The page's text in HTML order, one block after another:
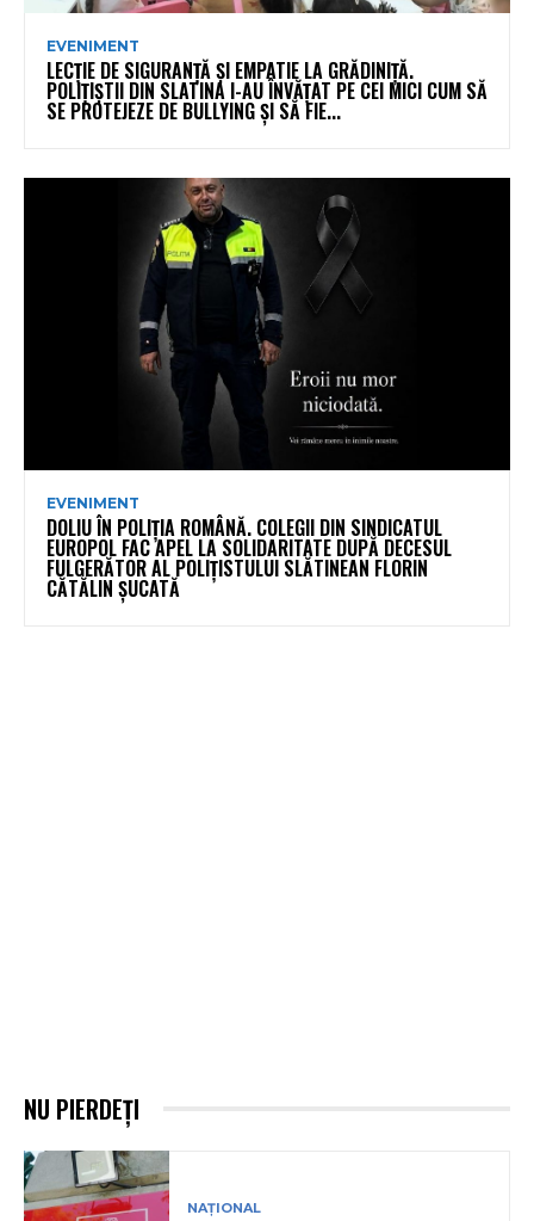
EVENIMENT
LECȚIE DE SIGURANȚĂ ȘI EMPATIE LA GRĂDINIȚĂ.
POLIȚIȘTII DIN SLATINA I-AU ÎNVĂȚAT PE CEI MICI CUM SĂ
SE PROTEJEZE DE BULLYING ȘI SĂ FIE...
EVENIMENT
DOLIU ÎN POLIȚIA ROMÂNĂ. COLEGII DIN SINDICATUL
EUROPOL FAC APEL LA SOLIDARITATE DUPĂ DECESUL
FULGERĂTOR AL POLIȚISTULUI SLĂTINEAN FLORIN
CĂTĂLIN ȘUCATĂ
NU PIERDEȚI
NAȚIONAL